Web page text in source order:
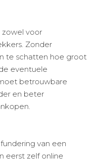
zowel voor
Zonder
te schatten hoe groot
eventuele
betrouwbare
en beter
van een
eerst zelf online